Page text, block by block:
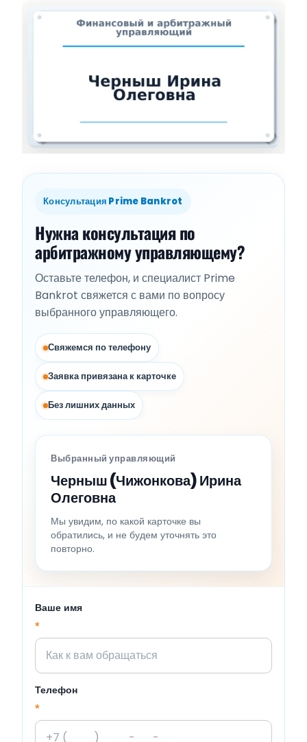
Консультация Prime Bankrot
Нужна консультация по
арбитражному управляющему?
Оставьте телефон, и специалист Prime
Bankrot свяжется с вами по вопросу
выбранного управляющего.
Свяжемся по телефону
Заявка привязана к карточке
Без лишних данных
Выбранный управляющий
Черныш (Чижонкова) Ирина
Олеговна
Мы увидим, по какой карточке вы
обратились, и не будем уточнять это
повторно.
Ваше имя
*
Телефон
*